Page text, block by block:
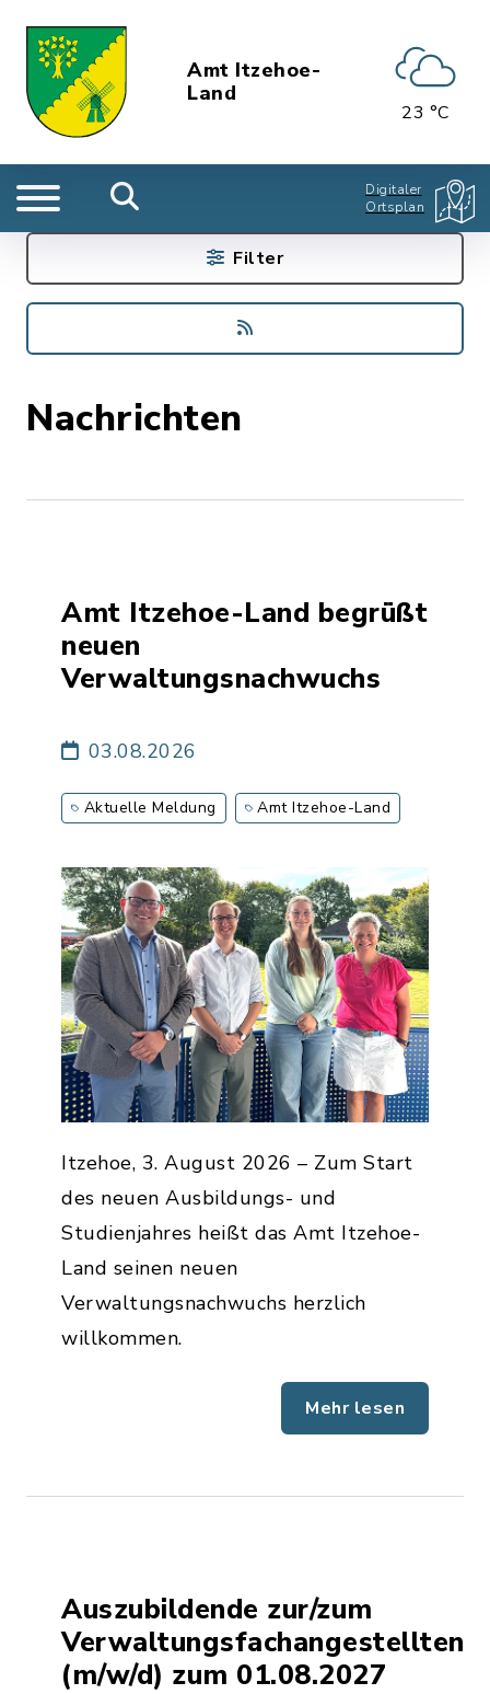
Amt Itzehoe-
Land
23 °C
Digitaler
Ortsplan
Nachrichten
Amt Itzehoe-Land begrüßt
neuen
Verwaltungsnachwuchs
03.08.2026
Aktuelle Meldung Amt Itzehoe-Land
Itzehoe, 3. August 2026 – Zum Start
des neuen Ausbildungs- und
Studienjahres heißt das Amt Itzehoe-
Land seinen neuen
Verwaltungsnachwuchs herzlich
willkommen.
Mehr lesen
Auszubildende zur/zum
Verwaltungsfachangestellten
(m/w/d) zum 01.08.2027
Filter